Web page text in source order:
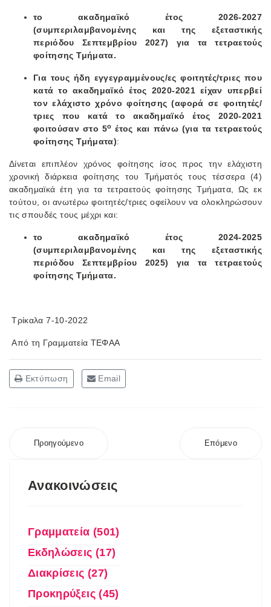
το ακαδημαϊκό έτος 2026-2027
(συμπεριλαμβανομένης και της εξεταστικής
περιόδου Σεπτεμβρίου 2027) για τα τετραετούς
φοίτησης Τμήματα.
Για τους ήδη εγγεγραμμένους/ες φοιτητές/τριες που
κατά το ακαδημαϊκό έτος 2020-2021 είχαν υπερβεί
τον ελάχιστο χρόνο φοίτησης (αφορά σε φοιτητές/
τριες που κατά το ακαδημαϊκό έτος 2020-2021
φοιτούσαν στο 5ο έτος και πάνω (για τα τετραετούς
φοίτησης Τμήματα):
Δίνεται επιπλέον χρόνος φοίτησης ίσος προς την ελάχιστη
χρονική διάρκεια φοίτησης του Τμήματός τους τέσσερα (4)
ακαδημαϊκά έτη για τα τετραετούς φοίτησης Τμήματα, Ως εκ
τούτου, οι ανωτέρω φοιτητές/τριες οφείλουν να ολοκληρώσουν
τις σπουδές τους μέχρι και:
το ακαδημαϊκό έτος 2024-2025
(συμπεριλαμβανομένης και της εξεταστικής
περιόδου Σεπτεμβρίου 2025) για τα τετραετούς
φοίτησης Τμήματα.
Τρίκαλα 7-10-2022
Από τη Γραμματεία ΤΕΦΑΑ
Εκτύπωση Email
Προηγούμενο Επόμενο
Ανακοινώσεις
Γραμματεία (501)
Εκδηλώσεις (17)
Διακρίσεις (27)
Προκηρύξεις (45)